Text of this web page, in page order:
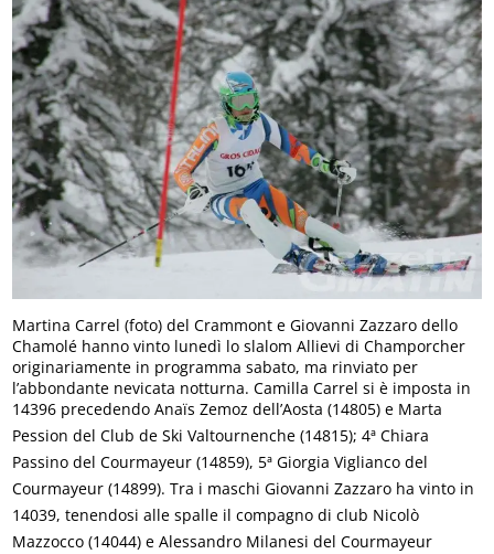
Martina Carrel (foto) del Crammont e Giovanni Zazzaro dello
Chamolé hanno vinto lunedì lo slalom Allievi di Champorcher
originariamente in programma sabato, ma rinviato per
l’abbondante nevicata notturna. Camilla Carrel si è imposta in
14396 precedendo Anaïs Zemoz dell’Aosta (14805) e Marta
Pession del Club de Ski Valtournenche (14815); 4ª Chiara
Passino del Courmayeur (14859), 5ª Giorgia Viglianco del
Courmayeur (14899). Tra i maschi Giovanni Zazzaro ha vinto in
14039, tenendosi alle spalle il compagno di club Nicolò
Mazzocco (14044) e Alessandro Milanesi del Courmayeur